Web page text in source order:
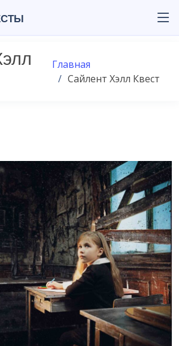
Главная
Сайлент Хэлл Квест